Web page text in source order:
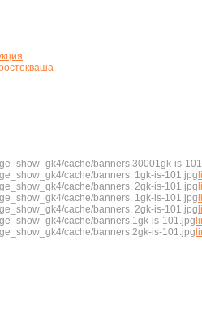
cache/banners.30001gk-is-
cache/banners. 1gk-is-101.jpg
cache/banners. 2gk-is-101.jpg
cache/banners. 1gk-is-101.jpg
cache/banners. 2gk-is-101.jpg
cache/banners.1gk-is-101.jpg
cache/banners.2gk-is-101.jpg